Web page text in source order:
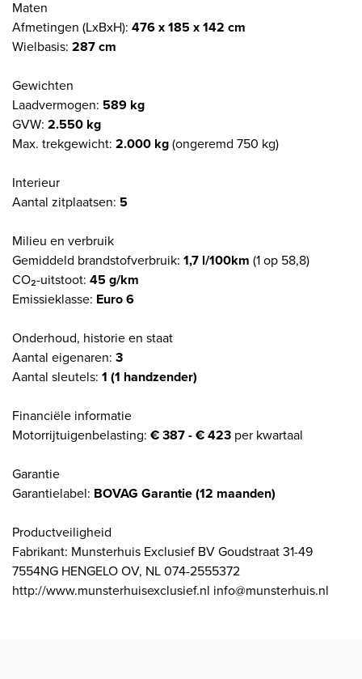
Maten
Afmetingen (LxBxH): 476 x 185 x 142 cm
Wielbasis: 287 cm
Gewichten
Laadvermogen: 589 kg
GVW: 2.550 kg
Max. trekgewicht: 2.000 kg(ongeremd 750 kg)
Interieur
Aantal zitplaatsen: 5
Milieu en verbruik
Gemiddeld brandstofverbruik: 1,7 l/100km (1 op 58,8)
CO₂-uitstoot: 45 g/km
Emissieklasse: Euro 6
Onderhoud, historie en staat
Aantal eigenaren: 3
Aantal sleutels: 1 (1 handzender)
Financiële informatie
Motorrijtuigenbelasting: € 387 - € 423 per kwartaal
Garantie
Garantielabel: BOVAG Garantie (12 maanden)
Productveiligheid
Fabrikant: Munsterhuis Exclusief BV Goudstraat 31-49
7554NG HENGELO OV, NL 074-2555372
http://www.munsterhuisexclusief.nl info@munsterhuis.nl